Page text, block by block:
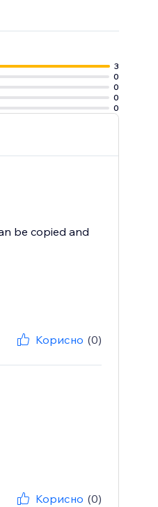
3
0
0
0
0
be copied and
Корисно (0)
Корисно (0)